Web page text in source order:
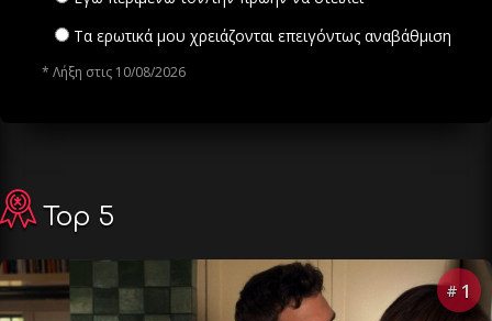
Τα ερωτικά μου χρειάζονται επειγόντως αναβάθμιση
* Λήξη στις 10/08/2026
Top 5
# 1